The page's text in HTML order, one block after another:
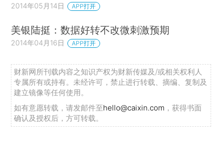
2014年05月14日 APP打开
美银陆挺：数据好转不改微刺激预期
2014年04月16日 APP打开
财新网所刊载内容之知识产权为财新传媒及/或相关权利人
专属所有或持有。未经许可，禁止进行转载、摘编、复制及
建立镜像等任何使用。
如有意愿转载，请发邮件至hello@caixin.com ，获得书面
确认及授权后，方可转载。